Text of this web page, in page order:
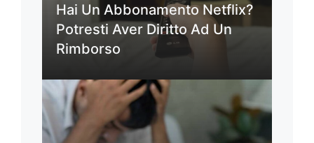
Hai Un Abbonamento Netflix?
Potresti Aver Diritto Ad Un
Rimborso